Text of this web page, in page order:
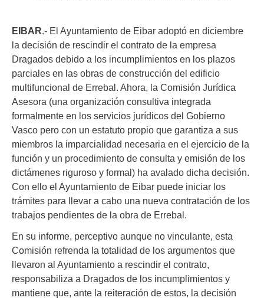
EIBAR.- El Ayuntamiento de Eibar adoptó en diciembre
la decisión de rescindir el contrato de la empresa
Dragados debido a los incumplimientos en los plazos
parciales en las obras de construcción del edificio
multifuncional de Errebal. Ahora, la Comisión Jurídica
Asesora (una organización consultiva integrada
formalmente en los servicios jurídicos del Gobierno
Vasco pero con un estatuto propio que garantiza a sus
miembros la imparcialidad necesaria en el ejercicio de la
función y un procedimiento de consulta y emisión de los
dictámenes riguroso y formal) ha avalado dicha decisión.
Con ello el Ayuntamiento de Eibar puede iniciar los
trámites para llevar a cabo una nueva contratación de los
trabajos pendientes de la obra de Errebal.
En su informe, perceptivo aunque no vinculante, esta
Comisión refrenda la totalidad de los argumentos que
llevaron al Ayuntamiento a rescindir el contrato,
responsabiliza a Dragados de los incumplimientos y
mantiene que, ante la reiteración de estos, la decisión